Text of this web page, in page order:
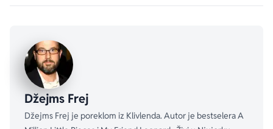
Završnica je počela.
Džejms Frej
Džejms Frej je poreklom iz Klivlenda. Autor je bestselera A